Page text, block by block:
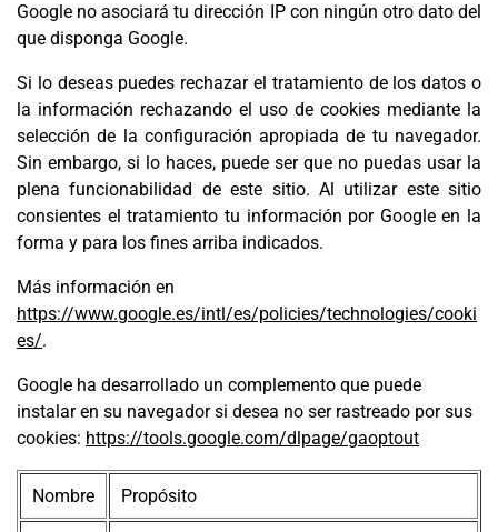
Google no asociará tu dirección IP con ningún otro dato del
que disponga Google.
Si lo deseas puedes rechazar el tratamiento de los datos o
la información rechazando el uso de cookies mediante la
selección de la configuración apropiada de tu navegador.
Sin embargo, si lo haces, puede ser que no puedas usar la
plena funcionabilidad de este sitio. Al utilizar este sitio
consientes el tratamiento tu información por Google en la
forma y para los fines arriba indicados.
Más información en
https://www.google.es/intl/es/policies/technologies/cooki
es/.
Google ha desarrollado un complemento que puede
instalar en su navegador si desea no ser rastreado por sus
cookies: https://tools.google.com/dlpage/gaoptout
Nombre Propósito